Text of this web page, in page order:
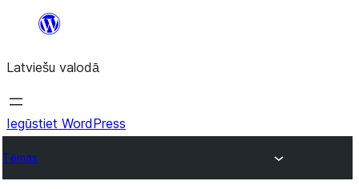
Pāriet
saturu
Latviešu valodā
Iegūstiet WordPress
Tēmas